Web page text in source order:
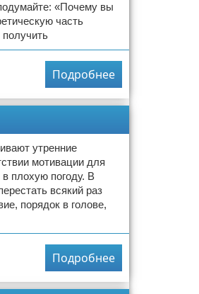
«Почему вы
часть
Подробнее
утренние
мотивации для
плохую погоду. В
всякий раз
порядок в голове,
Подробнее